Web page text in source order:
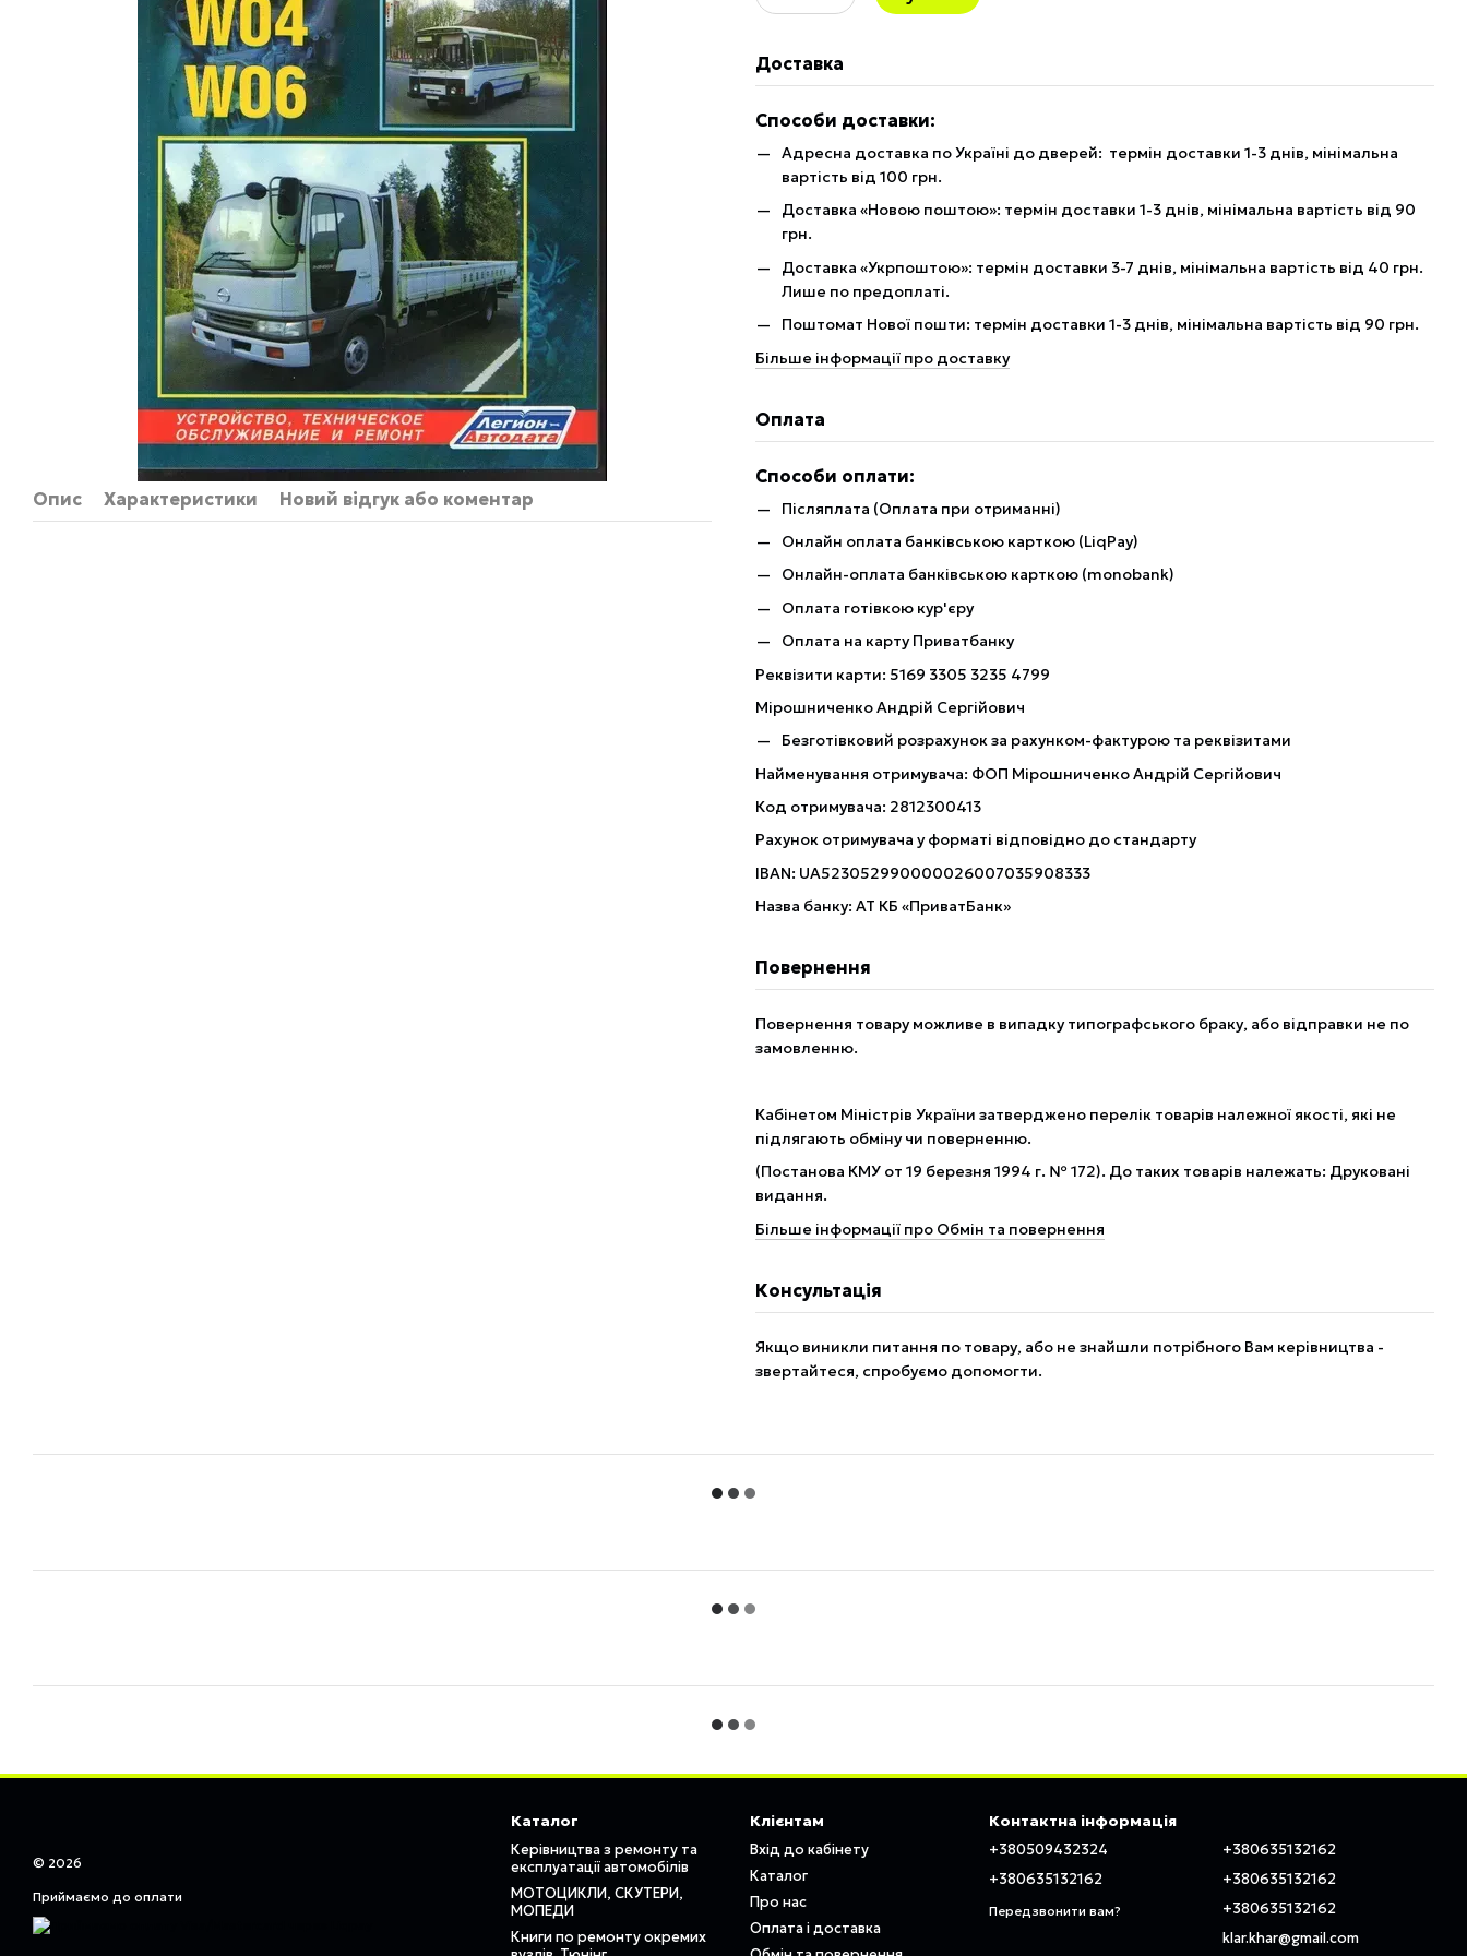
Опис Характеристики Новий відгук або коментар
Доставка
Способи доставки:
Адресна доставка по Україні до дверей: термін доставки 1-3 днів, мінімальна
вартість від 100 грн.
Доставка «Новою поштою»: термін доставки 1-3 днів, мінімальна вартість від 90
грн.
Доставка «Укрпоштою»: термін доставки 3-7 днів, мінімальна вартість від 40 грн.
Лише по предоплаті.
Поштомат Нової пошти: термін доставки 1-3 днів, мінімальна вартість від 90 грн.
Більше інформації про доставку
Оплата
Способи оплати:
Післяплата (Оплата при отриманні)
Онлайн оплата банківською карткою (LiqPay)
Онлайн-оплата банківською карткою (monobank)
Оплата готівкою кур'єру
Оплата на карту Приватбанку
Реквізити карти: 5169 3305 3235 4799
Мірошниченко Андрій Сергійович
Безготівковий розрахунок за рахунком-фактурою та реквізитами
Найменування отримувача: ФОП Мірошниченко Андрій Сергійович
Код отримувача: 2812300413
Рахунок отримувача у форматі відповідно до стандарту
IBAN: UA523052990000026007035908333
Назва банку: АТ КБ «ПриватБанк»
Повернення
Повернення товару можливе в випадку типографського браку, або відправки не по
замовленню.
Кабінетом Міністрів України затверджено перелік товарів належної якості, які не
підлягають обміну чи поверненню.
(Постанова КМУ от 19 березня 1994 г. № 172). До таких товарів належать: Друковані
видання.
Більше інформації про Обмін та повернення
Консультація
Якщо виникли питання по товару, або не знайшли потрібного Вам керівництва -
звертайтеся, спробуємо допомогти.
© 2026
Приймаємо до оплати
Каталог
Керівництва з ремонту та
експлуатації автомобілів
МОТОЦИКЛИ, СКУТЕРИ,
МОПЕДИ
Книги по ремонту окремих
Клієнтам
Вхід до кабінету
Каталог
Про нас
Оплата і доставка
Контактна інформація
+380509432324
+380635132162
Передзвонити вам?
+380635132162
+380635132162
+380635132162
klar.khar@gmail.com